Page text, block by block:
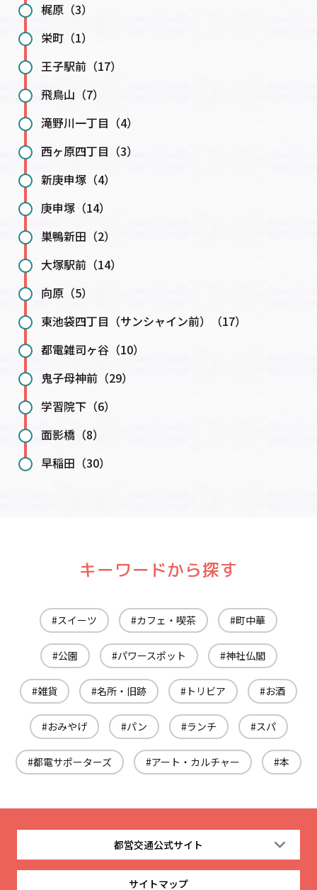
梶原（3）
栄町（1）
王子駅前（17）
飛鳥山（7）
滝野川一丁目（4）
西ヶ原四丁目（3）
新庚申塚（4）
庚申塚（14）
巣鴨新田（2）
大塚駅前（14）
向原（5）
東池袋四丁目（サンシャイン前）（17）
都電雑司ヶ谷（10）
鬼子母神前（29）
学習院下（6）
面影橋（8）
早稲田（30）
キーワードから探す
スイーツ カフェ・喫茶 町中華
公園 パワースポット 神社仏閣
雑貨 名所・旧跡 トリビア お酒
おみやげ パン ランチ スパ
都電サポーターズ アート・カルチャー 本
都営交通公式サイト
サイトマップ